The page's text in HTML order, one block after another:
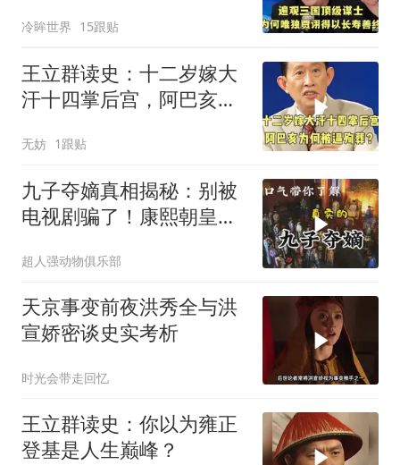
冷眸世界 15跟贴
王立群读史：十二岁嫁大
汗十四掌后宫，阿巴亥为
无妨 1跟贴
九子夺嫡真相揭秘：别被
电视剧骗了！康熙朝皇位
超人强动物俱乐部
天京事变前夜洪秀全与洪
宣娇密谈史实考析
时光会带走回忆
王立群读史：你以为雍正
登基是人生巅峰？